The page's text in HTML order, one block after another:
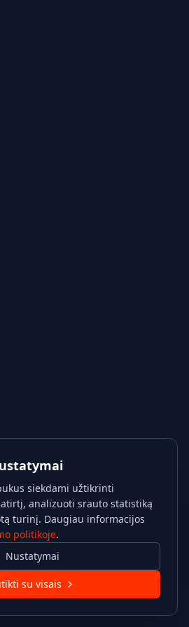
siekdami užtikrinti
analizuoti srauto statistiką
turinį. Daugiau informacijos
politikoje.
Nustatymai
su visais